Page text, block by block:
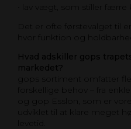
• lav vægt, som stiller færre
Det er ofte førstevalget til
hvor funktion og
Hvad adskiller gops
markedet?
gops sortiment omfatter
forskellige behov – fra
og gop Esslon, som er
udviklet til at klare meget
levetid.